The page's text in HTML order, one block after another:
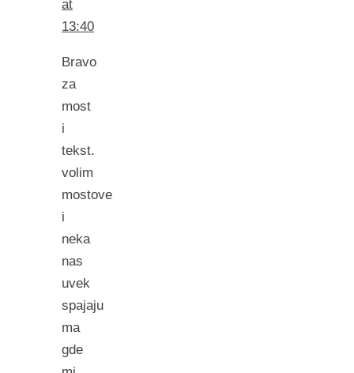
at
13:40
Bravo
za
most
i
tekst.
volim
mostove
i
neka
nas
uvek
spajaju
ma
gde